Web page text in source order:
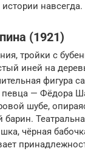
навсегда.
(1921)
тройки с
иней на
фигура
певца — Фёдора
шубе,
барин.
чёрная